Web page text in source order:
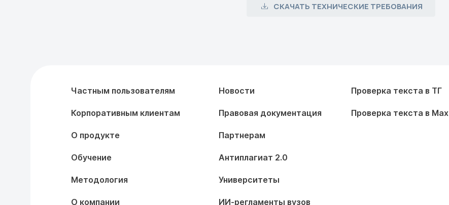
СКАЧАТЬ ТЕХНИЧЕСКИЕ ТРЕБОВАНИЯ
Частным пользователям
Корпоративным клиентам
О продукте
Обучение
Методология
О компании
Новости
Правовая документация
Партнерам
Антиплагиат 2.0
Университеты
ИИ-регламенты вузов
Проверка текста в ТГ
Проверка текста в Max